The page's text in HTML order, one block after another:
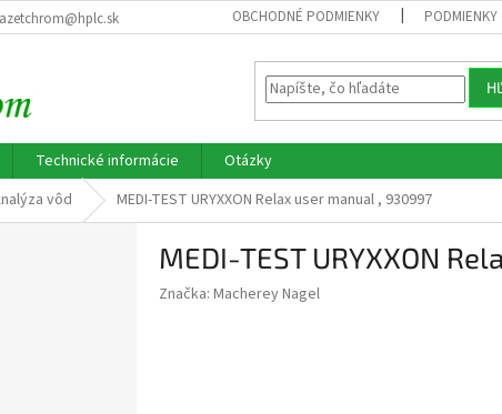
azetchrom@hplc.sk OBCHODNÉ PODMIENKY
Technické informácie
Otázky
vôd MEDI-TEST URYXXON Relax user manual , 930997
MEDI-TEST URYXXON
Značka: Macherey Nagel